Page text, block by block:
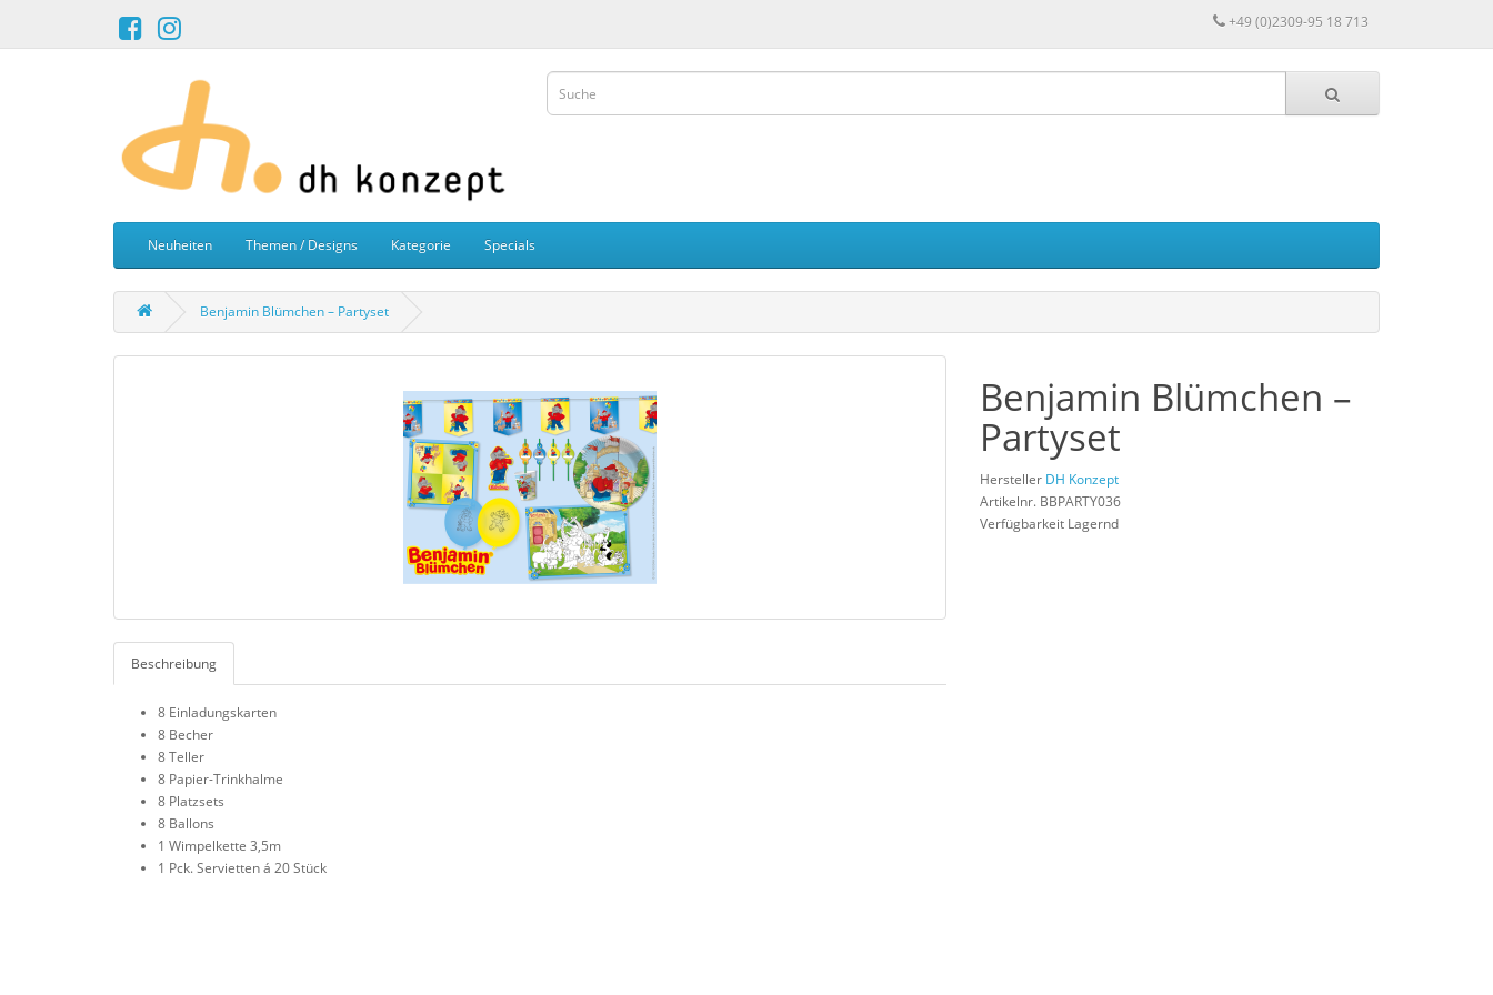
+49 (0)2309-95 18 713
Neuheiten Themen / Designs Kategorie Specials
Benjamin Blümchen – Partyset
Beschreibung
8 Einladungskarten
8 Becher
8 Teller
8 Papier-Trinkhalme
8 Platzsets
8 Ballons
1 Wimpelkette 3,5m
1 Pck. Servietten á 20 Stück
Benjamin Blümchen –
Partyset
Hersteller DH Konzept
Artikelnr. BBPARTY036
Verfügbarkeit Lagernd